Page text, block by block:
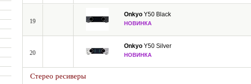
19
Onkyo Y50 Black
НОВИНКА
20
Onkyo Y50 Silver
НОВИНКА
Стерео ресиверы